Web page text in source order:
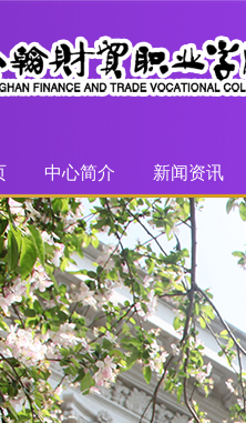
中心简介 新闻资讯